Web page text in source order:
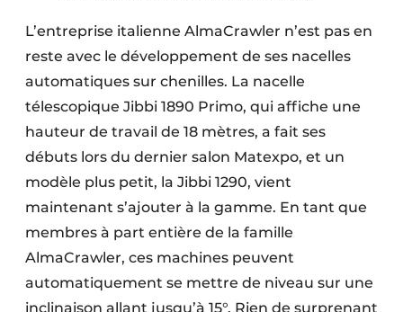
L’entreprise italienne AlmaCrawler n’est pas en
reste avec le développement de ses nacelles
automatiques sur chenilles. La nacelle
télescopique Jibbi 1890 Primo, qui affiche une
hauteur de travail de 18 mètres, a fait ses
débuts lors du dernier salon Matexpo, et un
modèle plus petit, la Jibbi 1290, vient
maintenant s’ajouter à la gamme. En tant que
membres à part entière de la famille
AlmaCrawler, ces machines peuvent
automatiquement se mettre de niveau sur une
inclinaison allant jusqu’à 15°. Rien de surprenant